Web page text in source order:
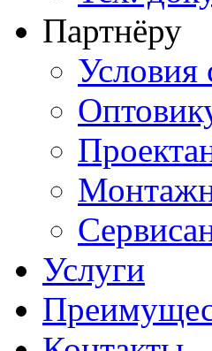
Партнёру
Условия
Услуги